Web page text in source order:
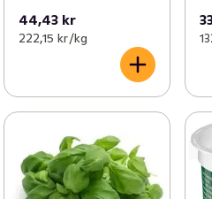
44,43 kr
222,15 kr /kg